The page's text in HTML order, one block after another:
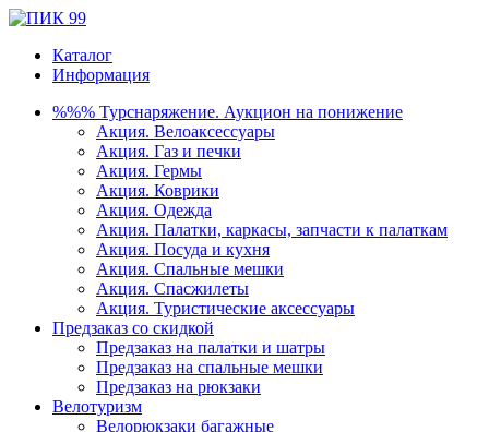
Каталог
Информация
%%% Турснаряжение. Аукцион на понижение
Акция. Велоаксессуары
Акция. Газ и печки
Акция. Гермы
Акция. Коврики
Акция. Одежда
Акция. Палатки, каркасы, запчасти к палаткам
Акция. Посуда и кухня
Акция. Спальные мешки
Акция. Спасжилеты
Акция. Туристические аксессуары
Предзаказ со скидкой
Предзаказ на палатки и шатры
Предзаказ на спальные мешки
Предзаказ на рюкзаки
Велотуризм
Велорюкзаки багажные